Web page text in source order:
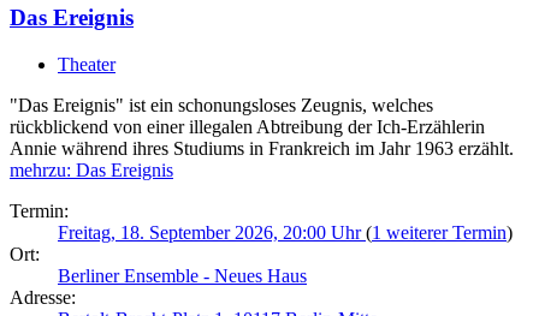
Das Ereignis
Theater
"Das Ereignis" ist ein schonungsloses Zeugnis, welches
rückblickend von einer illegalen Abtreibung der Ich-Erzählerin
Annie während ihres Studiums in Frankreich im Jahr 1963 erzählt.
mehrzu: Das Ereignis
Termin:
Freitag, 18. September 2026, 20:00 Uhr(1 weiterer Termin)
Ort:
Berliner Ensemble - Neues Haus
Adresse: